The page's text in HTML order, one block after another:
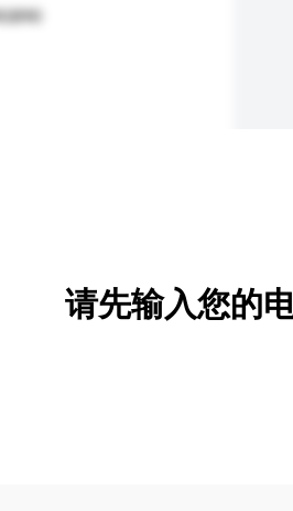
新增/删除选项
请先输入您的